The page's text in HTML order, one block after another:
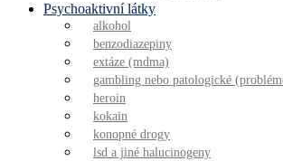
Psychoaktivní látky
alkohol
benzodiazepiny
extáze (mdma)
gambling nebo patologické
heroin
kokain
konopné drogy
lsd a jiné halucinogeny